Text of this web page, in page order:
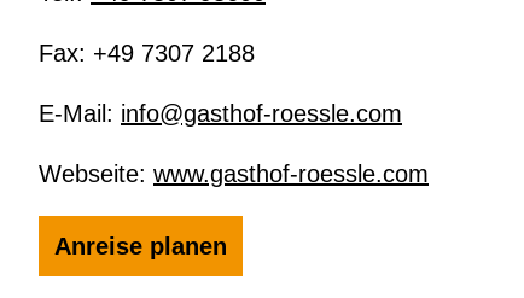
Fax: +49 7307 2188
E-Mail: info@gasthof-roessle.com
Webseite: www.gasthof-roessle.com
Anreise planen